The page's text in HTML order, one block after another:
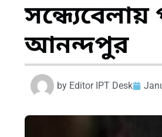
আনন্দপুর
by Editor IPT Desk